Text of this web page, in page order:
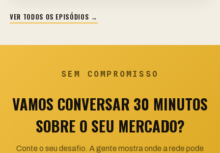
VER TODOS OS EPISÓDIOS →
SEM COMPROMISSO
VAMOS CONVERSAR 30 MINUTOS
SOBRE O SEU MERCADO?
Conte o seu desafio. A gente mostra onde a rede pode